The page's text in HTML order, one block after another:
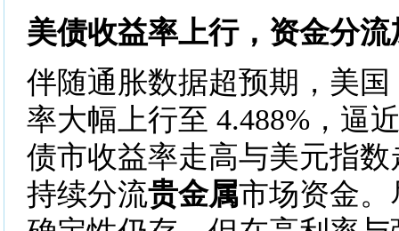
美债收益率上行，资金分
伴随通胀数据超预期，美国
率大幅上行至 4.488%，逼
债市收益率走高与美元指
持续分流贵金属市场资金